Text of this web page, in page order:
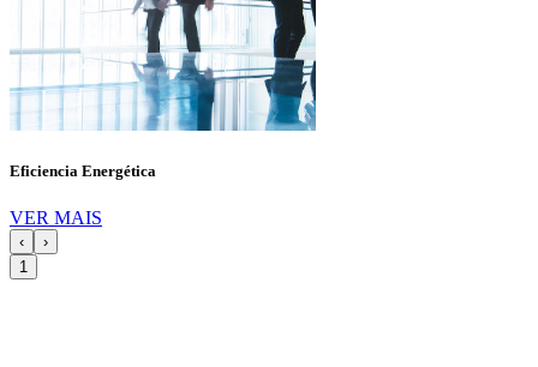
Eficiencia Energética
VER MAIS
‹
›
1